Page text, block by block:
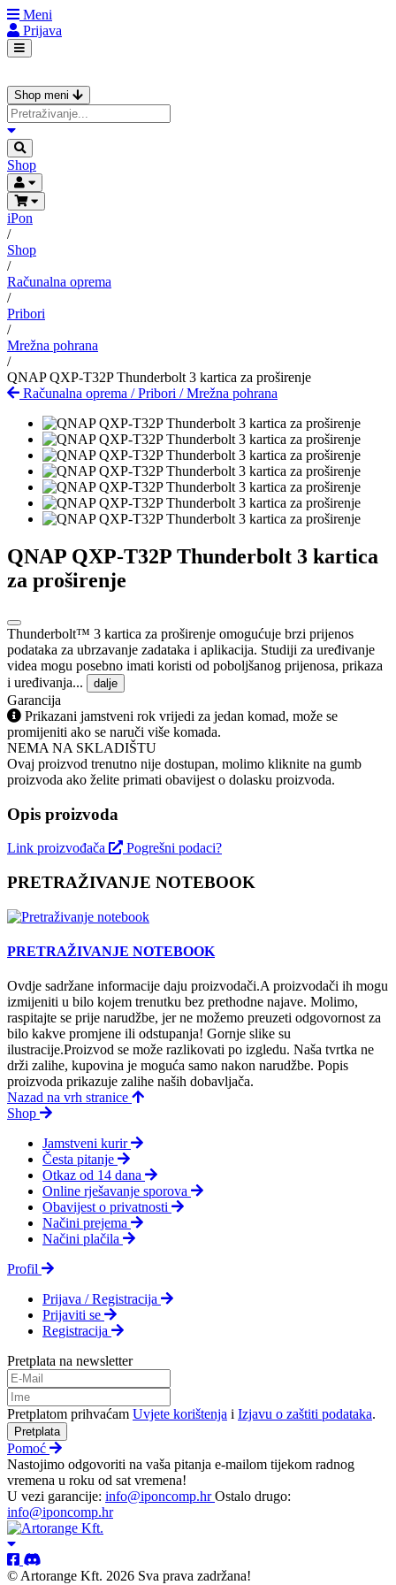
Meni
Prijava
Shop meni
Shop
iPon
/
Shop
/
Računalna oprema
/
Pribori
/
Mrežna pohrana
/
QNAP QXP-T32P Thunderbolt 3 kartica za proširenje
Računalna oprema /Pribori /Mrežna pohrana
QNAP QXP-T32P Thunderbolt 3 kartica
za proširenje
Thunderbolt™ 3 kartica za proširenje omogućuje brzi prijenos
podataka za ubrzavanje zadataka i aplikacija. Studiji za uređivanje
videa mogu posebno imati koristi od poboljšanog prijenosa, prikaza
i uređivanja...
dalje
Garancija
Prikazani jamstveni rok vrijedi za jedan komad, može se
promijeniti ako se naruči više komada.
NEMA NA SKLADIŠTU
Ovaj proizvod trenutno nije dostupan, molimo kliknite na gumb
proizvoda ako želite primati obavijest o dolasku proizvoda.
Opis proizvoda
Link proizvođača Pogrešni podaci?
PRETRAŽIVANJE NOTEBOOK
PRETRAŽIVANJE NOTEBOOK
Ovdje sadržane informacije daju proizvodači.A proizvodači ih mogu
izmijeniti u bilo kojem trenutku bez prethodne najave. Molimo,
raspitajte se prije narudžbe, jer ne možemo preuzeti odgovornost za
bilo kakve promjene ili odstupanja! Gornje slike su
ilustracije.Proizvod se može razlikovati po izgledu. Naša tvrtka ne
drži zalihe, kupovina je moguća samo nakon narudžbe. Popis
proizvoda prikazuje zalihe naših dobavljača.
Nazad na vrh stranice
Shop
Jamstveni kurir
Česta pitanje
Otkaz od 14 dana
Online rješavanje sporova
Obavijest o privatnosti
Načini prejema
Načini plačila
Profil
Prijava / Registracija
Prijaviti se
Registracija
Pretplata na newsletter
Pretplatom prihvaćam Uvjete korištenja i Izjavu o zaštiti podataka.
Pretplata
Pomoć
Nastojimo odgovoriti na vaša pitanja e-mailom tijekom radnog
vremena u roku od sat vremena!
U vezi garancije: info@iponcomp.hrOstalo drugo:
info@iponcomp.hr
© Artorange Kft. 2026 Sva prava zadržana!